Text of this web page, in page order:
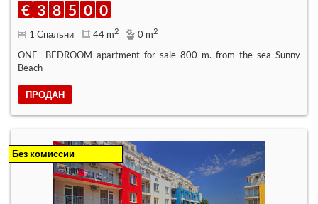
€ 3 8 5 0 0
1 Спальни 44 m2 0 m2
ONE -BEDROOM apartment for sale 800 m. from the sea Sunny
Beach
ПРОДАН
Без комиссии